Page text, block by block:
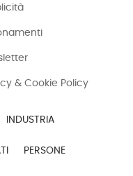
& Cookie Policy
INDUSTRIA
PERSONE